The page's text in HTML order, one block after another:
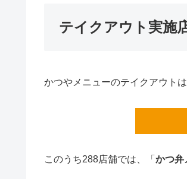
テイクアウト実施
かつやメニューのテイクアウトは
このうち288店舗では、「 かつ弁